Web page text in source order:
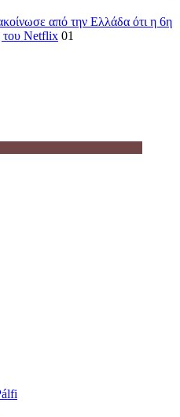
από την Ελλάδα ότι η 6η
του Netflix 01